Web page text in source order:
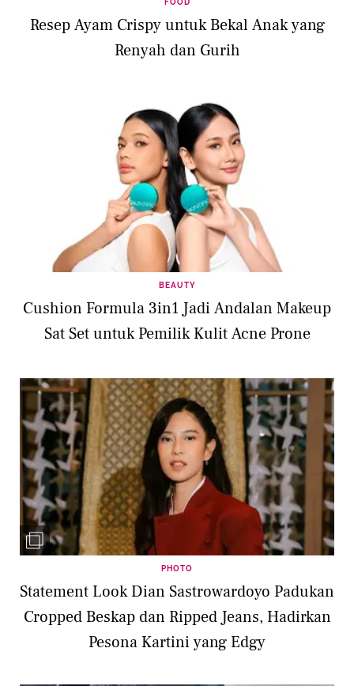
FOOD
Resep Ayam Crispy untuk Bekal Anak yang
Renyah dan Gurih
BEAUTY
Cushion Formula 3in1 Jadi Andalan Makeup
Sat Set untuk Pemilik Kulit Acne Prone
PHOTO
Statement Look Dian Sastrowardoyo Padukan
Cropped Beskap dan Ripped Jeans, Hadirkan
Pesona Kartini yang Edgy